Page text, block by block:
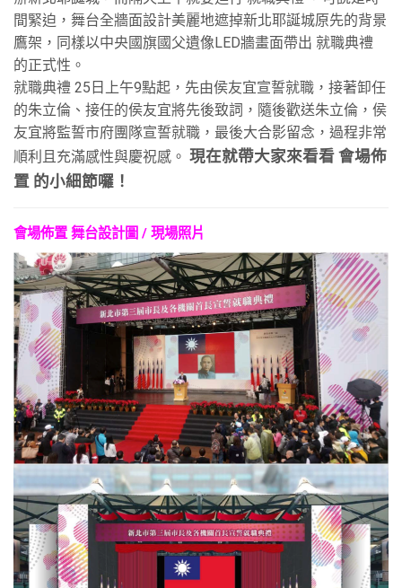
間緊迫，舞台全牆面設計美麗地遮掉新北耶誕城原先的背景
鷹架，同樣以中央國旗國父遺像LED牆畫面帶出 就職典禮
的正式性。
就職典禮 25日上午9點起，先由侯友宜宣誓就職，接著卸任
的朱立倫、接任的侯友宜將先後致詞，隨後歡送朱立倫，侯
友宜將監誓市府團隊宣誓就職，最後大合影留念，過程非常
順利且充滿感性與慶祝感。 現在就帶大家來看看 會場佈
置 的小細節囉！
會場佈置 舞台設計圖 / 現場照片